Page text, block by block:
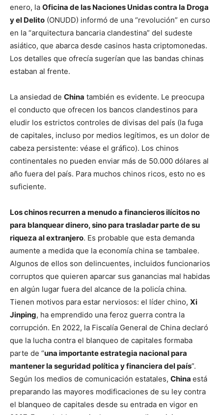
enero, la Oficina de las Naciones Unidas contra la Droga
y el Delito (ONUDD) informó de una “revolución” en curso
en la “arquitectura bancaria clandestina” del sudeste
asiático, que abarca desde casinos hasta criptomonedas.
Los detalles que ofrecía sugerían que las bandas chinas
estaban al frente.
La ansiedad de China también es evidente. Le preocupa
el conducto que ofrecen los bancos clandestinos para
eludir los estrictos controles de divisas del país (la fuga
de capitales, incluso por medios legítimos, es un dolor de
cabeza persistente: véase el gráfico). Los chinos
continentales no pueden enviar más de 50.000 dólares al
año fuera del país. Para muchos chinos ricos, esto no es
suficiente.
Los chinos recurren a menudo a financieros ilícitos no
para blanquear dinero, sino para trasladar parte de su
riqueza al extranjero. Es probable que esta demanda
aumente a medida que la economía china se tambalee.
Algunos de ellos son delincuentes, incluidos funcionarios
corruptos que quieren aparcar sus ganancias mal habidas
en algún lugar fuera del alcance de la policía china.
Tienen motivos para estar nerviosos: el líder chino, Xi
Jinping, ha emprendido una feroz guerra contra la
corrupción. En 2022, la Fiscalía General de China declaró
que la lucha contra el blanqueo de capitales formaba
parte de “una importante estrategia nacional para
mantener la seguridad política y financiera del país”.
Según los medios de comunicación estatales, China está
preparando las mayores modificaciones de su ley contra
el blanqueo de capitales desde su entrada en vigor en